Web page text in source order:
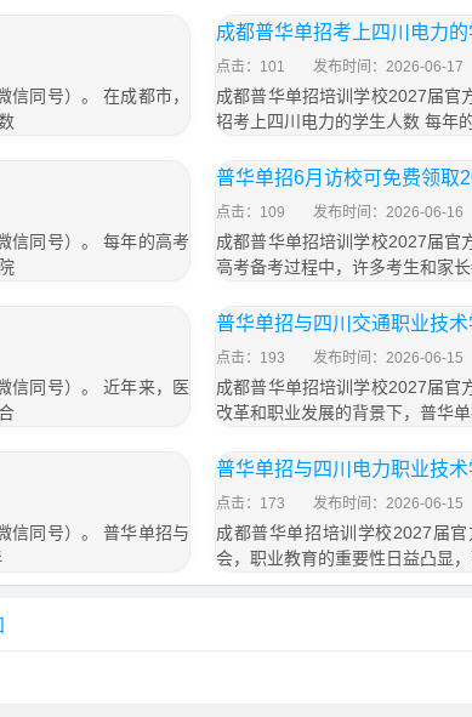
同号）。 在成都市，
成都普华单招考上四川电力
点击：101 发布时间：2026-06-17
成都普华单招培训学校2027届官
招考上四川电力的学生人数 每年
信同号）。 每年的高考
普华单招6月访校可免费领取
点击：109 发布时间：2026-06-16
成都普华单招培训学校2027届官
高考备考过程中，许多考生和家
信同号）。 近年来，医
普华单招与四川交通职业技
点击：193 发布时间：2026-06-15
成都普华单招培训学校2027届官
改革和职业发展的背景下，普华
信同号）。 普华单招与
普华单招与四川电力职业技
点击：173 发布时间：2026-06-15
成都普华单招培训学校2027届
会，职业教育的重要性日益凸显